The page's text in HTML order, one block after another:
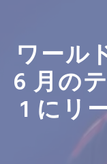
ワール
6 月の
1 にリ